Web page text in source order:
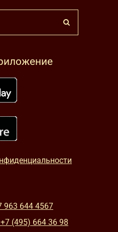
963 644 4567
+7 (495) 664 36 98